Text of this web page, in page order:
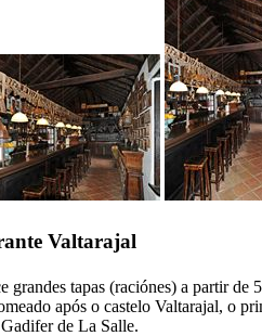
Valtarajal
grandes tapas (raciónes) a partir de
após o castelo Valtarajal, o
Gadifer de La Salle.